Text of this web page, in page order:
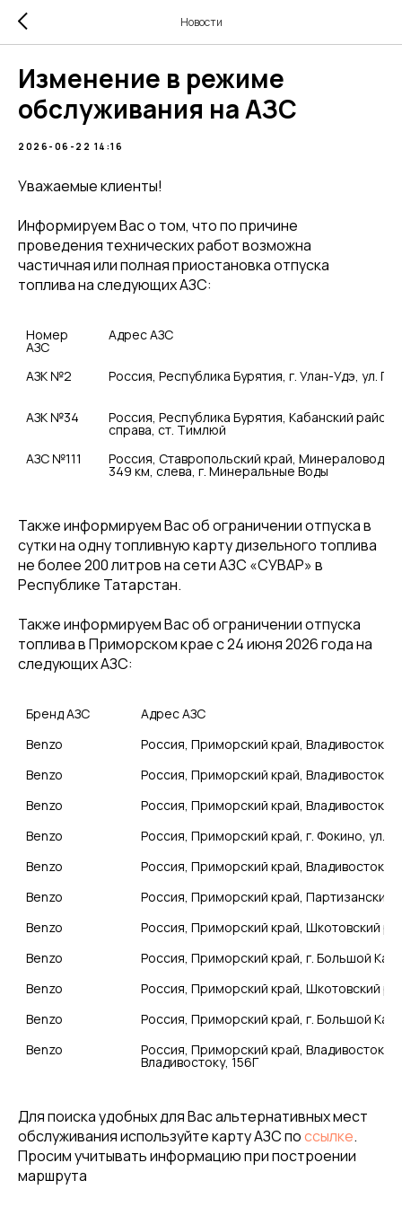
Новости
Изменение в режиме
обслуживания на АЗС
2026-06-22 14:16
Уважаемые клиенты!
Информируем Вас о том, что по причине
проведения технических работ возможна
частичная или полная приостановка отпуска
топлива на следующих АЗС:
Номер
АЗС
Адрес АЗС
Россия, Республика Бурятия, Кабанский
Россия, Ставропольский край,
349 км, слева, г. Минеральные Воды
Также информируем Вас об ограничении отпуска в
сутки на одну топливную карту дизельного топлива
не более 200 литров на сети АЗС «СУВАР» в
Республике Татарстан.
Также информируем Вас об ограничении отпуска
топлива в Приморском крае с 24 июня 2026 года на
следующих АЗС:
Бренд АЗС
Адрес АЗС
Benzo
Benzo
Benzo
Benzo
Benzo
Benzo
Benzo
Benzo
Benzo
Benzo
Benzo
Россия, Приморский край,
Владивостоку, 156Г
Для поиска удобных для Вас альтернативных мест
обслуживания используйте карту АЗС поссылке.
Просим учитывать информацию при построении
маршрута